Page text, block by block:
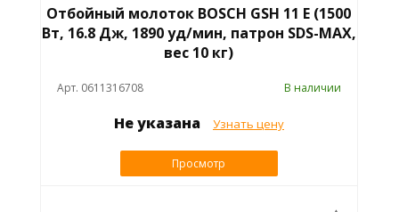
Отбойный молоток BOSCH GSH 11 E (1500
Вт, 16.8 Дж, 1890 уд/мин, патрон SDS-MAX,
вес 10 кг)
Арт. 0611316708 В наличии
Не указана Узнать цену
Просмотр